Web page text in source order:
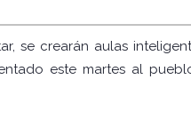
se crearán aulas
este martes al